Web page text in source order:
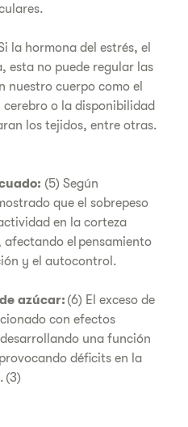
la hormona del estrés, el
esta no puede regular las
nuestro cuerpo como el
cerebro o la disponibilidad
los tejidos, entre otras.
(5) Según
que el sobrepeso
en la corteza
el pensamiento
y el autocontrol.
azúcar: (6) El exceso de
con efectos
una función
déficits en la
(3)